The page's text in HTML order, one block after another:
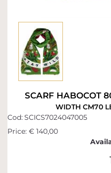
SCARF HABOCOT
WIDTH CM70
Cod:SCICS7024047005
Price: € 140,00